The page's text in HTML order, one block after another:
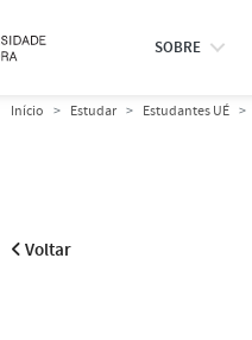
SOBRE
Início Estudar Estudantes UÉ
Voltar